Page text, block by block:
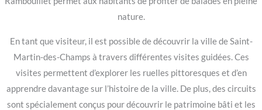
nature.
En tant que visiteur, il est possible de découvrir la ville de Saint-
Martin-des-Champs à travers différentes visites guidées. Ces
visites permettent d’explorer les ruelles pittoresques et d’en
apprendre davantage sur l’histoire de la ville. De plus, des circuits
sont spécialement conçus pour découvrir le patrimoine bâti et les